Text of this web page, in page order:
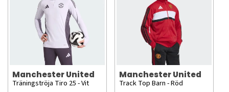
Manchester United
Träningströja Tiro 25 - Vit
Manchester United
Track Top Barn - Röd